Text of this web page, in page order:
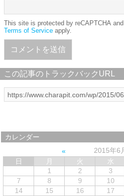
This site is protected by reCAPTCHA
Terms of Service apply.
この記事のトラックバックURL
カレンダー
2015年6
日
月 火 水
1
2 3
7
8 9 10
14
15 16 17